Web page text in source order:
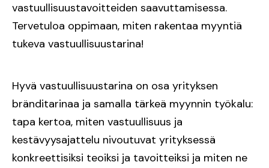
vastuullisuustavoitteiden saavuttamisessa.
Tervetuloa oppimaan, miten rakentaa myyntiä
tukeva vastuullisuustarina!
Hyvä vastuullisuustarina on osa yrityksen
bränditarinaa ja samalla tärkeä myynnin työkalu:
tapa kertoa, miten vastuullisuus ja
kestävyysajattelu nivoutuvat yrityksessä
konkreettisiksi teoiksi ja tavoitteiksi ja miten ne